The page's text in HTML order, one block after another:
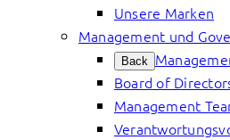
Unsere Marken
Management und
Back
Board of
Management